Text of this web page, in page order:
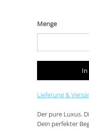
Menge
Lieferung &
Der pure Luxus.
Dein perfekter